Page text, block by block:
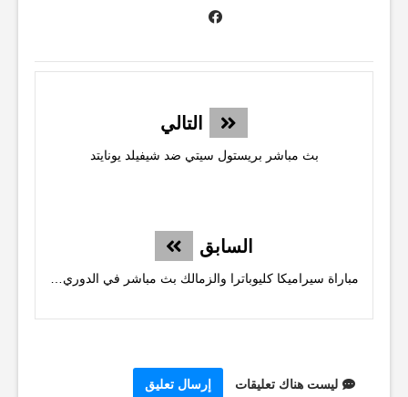
التالي
بث مباشر بريستول سيتي ضد شيفيلد يونايتد
السابق
مباراة سيراميكا كليوباترا والزمالك بث مباشر في الدوري المصري
ليست هناك تعليقات إرسال تعليق